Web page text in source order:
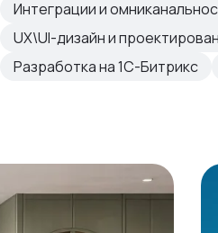
Интеграции и
UX\UI-дизайн и
Разработка на 1С-Битрикс